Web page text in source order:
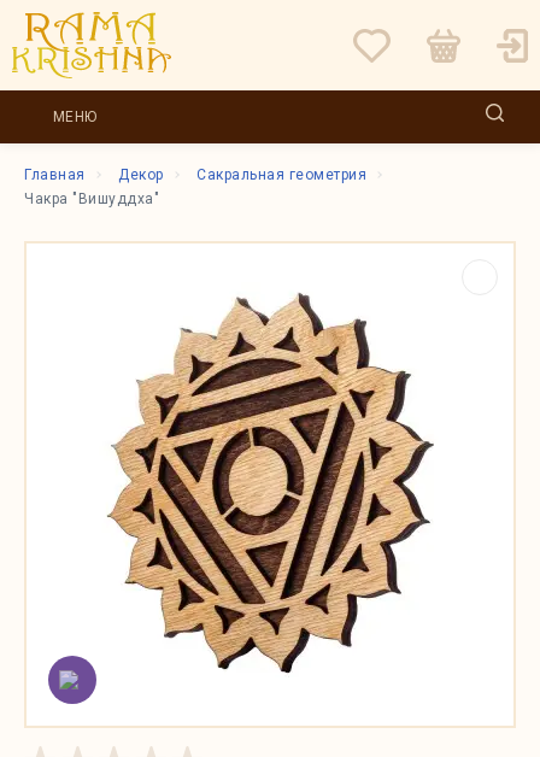
МЕНЮ
Главная Декор
Сакральная геометрия
Чакра "Вишуддха"